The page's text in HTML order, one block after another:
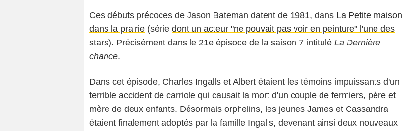
Ces débuts précoces de Jason Bateman datent de 1981, dans La Petite maison
dans la prairie (série dont un acteur "ne pouvait pas voir en peinture" l'une des
stars). Précisément dans le 21e épisode de la saison 7 intitulé La Dernière
chance.
Dans cet épisode, Charles Ingalls et Albert étaient les témoins impuissants d'un
terrible accident de carriole qui causait la mort d'un couple de fermiers, père et
mère de deux enfants. Désormais orphelins, les jeunes James et Cassandra
étaient finalement adoptés par la famille Ingalls, devenant ainsi deux nouveaux